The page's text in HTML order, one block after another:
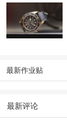
最新作业贴
最新评论